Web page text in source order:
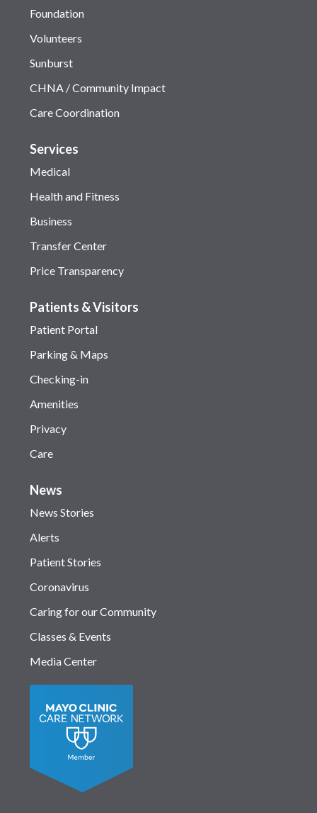
Foundation
Volunteers
Sunburst
CHNA / Community Impact
Care Coordination
Services
Medical
Health and Fitness
Business
Transfer Center
Price Transparency
Patients & Visitors
Patient Portal
Parking & Maps
Checking-in
Amenities
Privacy
Care
News
News Stories
Alerts
Patient Stories
Coronavirus
Caring for our Community
Classes & Events
Media Center